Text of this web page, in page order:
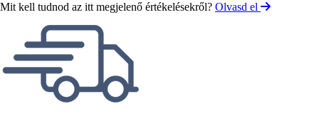
Mit kell tudnod az itt megjelenő értékelésekről? Olvasd el